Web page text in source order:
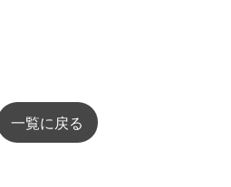
一覧に戻る